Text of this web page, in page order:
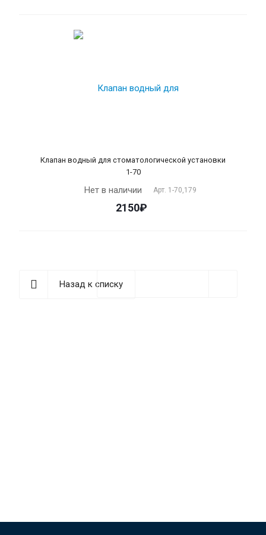
Клапан водный для cтоматологической установки
1-70
Нет в наличии Арт. 1-70,179
2150₽
Назад к списку